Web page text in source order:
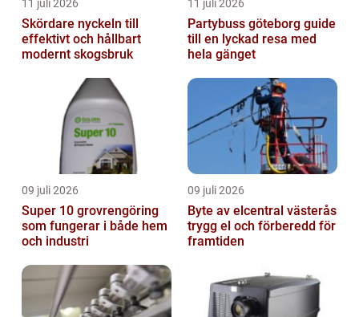
11 juli 2026
Skördare nyckeln till
effektivt och hållbart
modernt skogsbruk
11 juli 2026
Partybuss göteborg guide
till en lyckad resa med
hela gänget
09 juli 2026
Super 10 grovrengöring
som fungerar i både hem
och industri
09 juli 2026
Byte av elcentral västerås
trygg el och förberedd för
framtiden